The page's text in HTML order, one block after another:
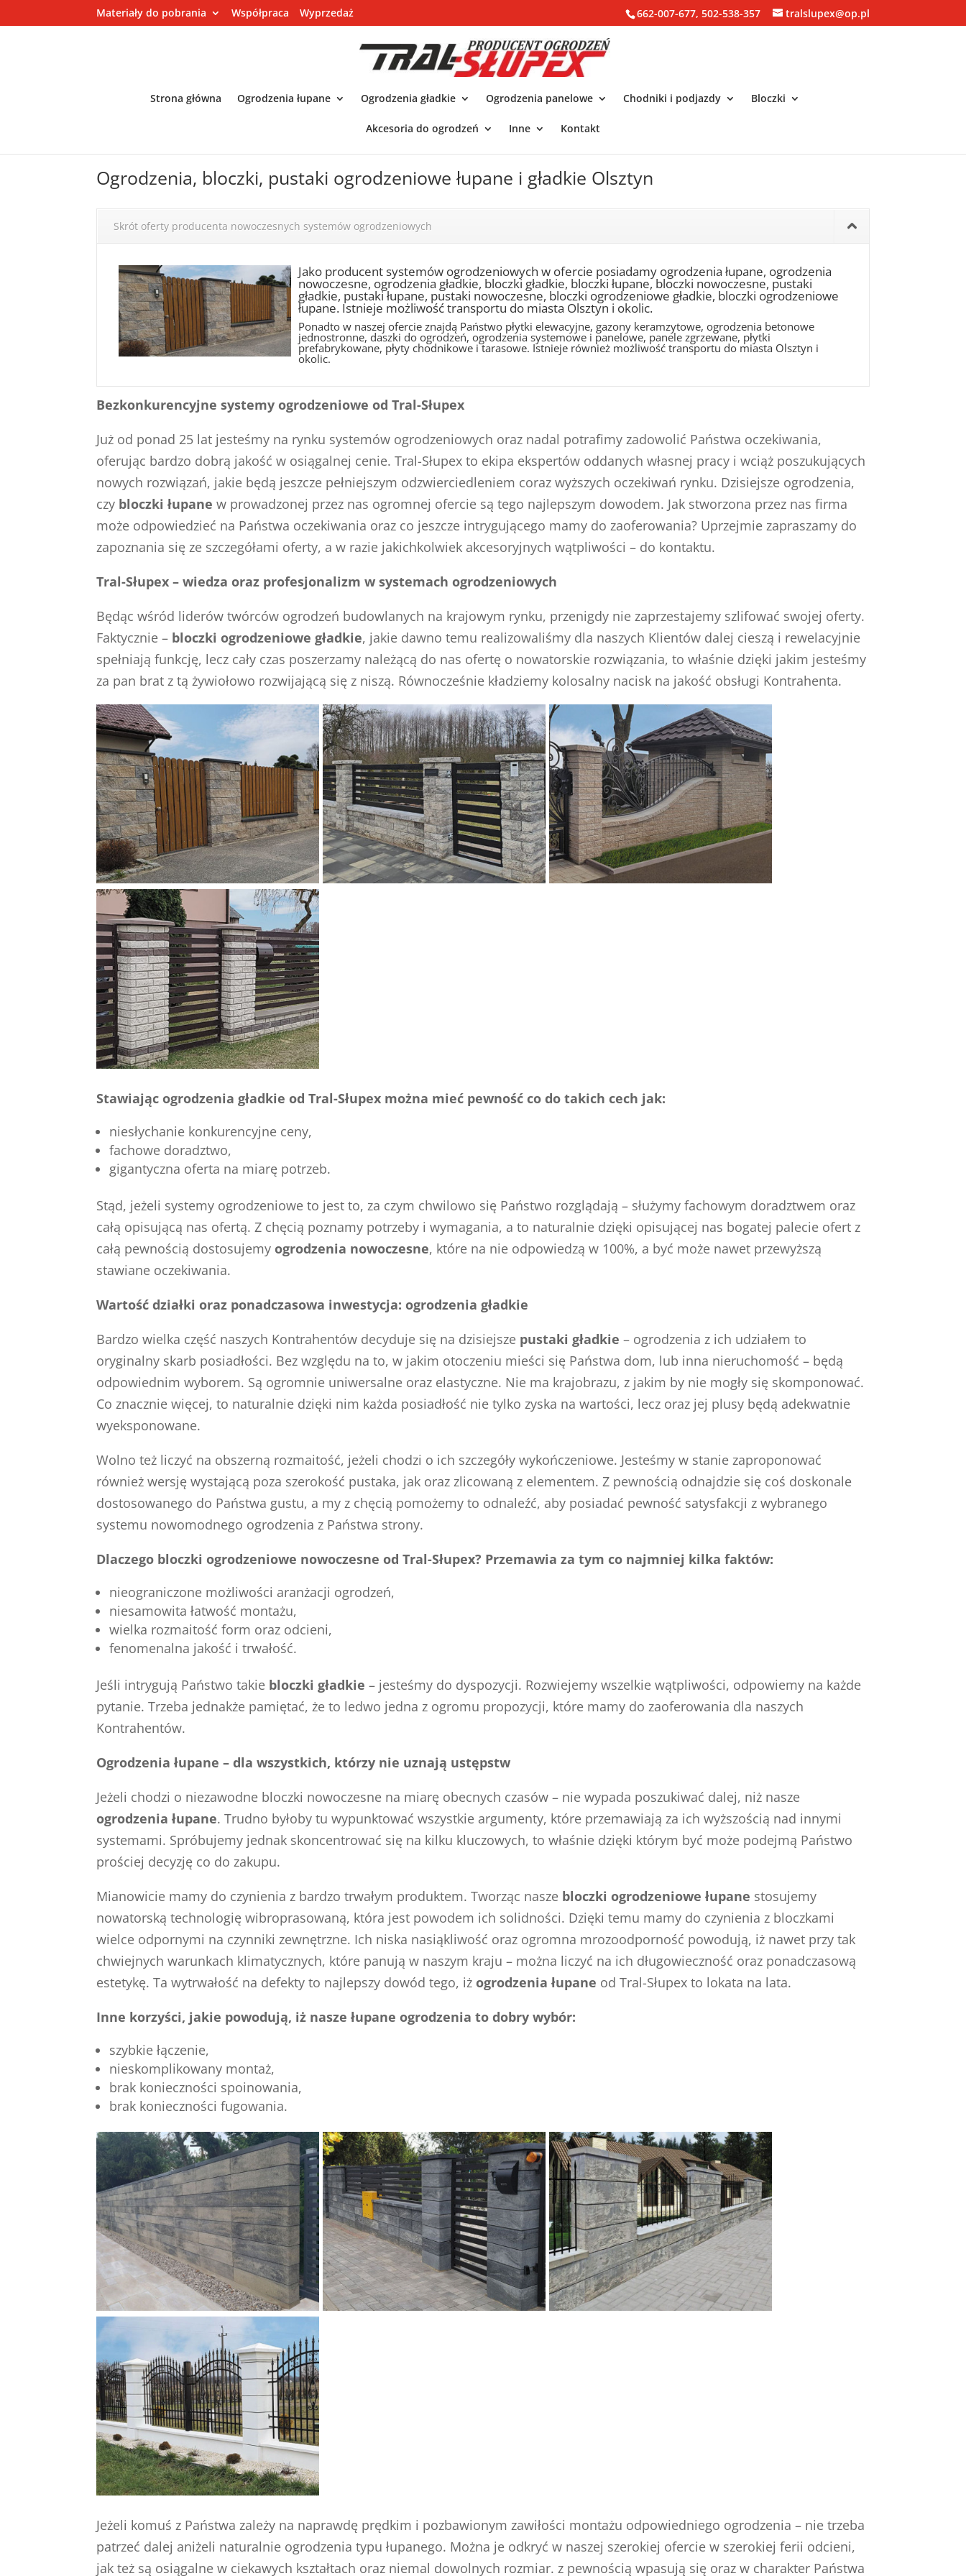
662-007-677, 502-538-357 tralslupex@op.pl
Materiały do pobrania Współpraca Wyprzedaż
Strona główna Ogrodzenia łupane Ogrodzenia gładkie Ogrodzenia panelowe Chodniki i podjazdy Bloczki
Akcesoria do ogrodzeń Inne Kontakt
Ogrodzenia, bloczki, pustaki ogrodzeniowe łupane i gładkie Olsztyn
Skrót oferty producenta nowoczesnych systemów ogrodzeniowych
Jako producent systemów ogrodzeniowych w ofercie posiadamy ogrodzenia łupane, ogrodzenia
nowoczesne, ogrodzenia gładkie, bloczki gładkie, bloczki łupane, bloczki nowoczesne, pustaki
gładkie, pustaki łupane, pustaki nowoczesne, bloczki ogrodzeniowe gładkie, bloczki ogrodzeniowe
łupane. Istnieje możliwość transportu do miasta Olsztyn i okolic.
Ponadto w naszej ofercie znajdą Państwo płytki elewacyjne, gazony keramzytowe, ogrodzenia betonowe
jednostronne, daszki do ogrodzeń, ogrodzenia systemowe i panelowe, panele zgrzewane, płytki
prefabrykowane, płyty chodnikowe i tarasowe. Istnieje również możliwość transportu do miasta Olsztyn i
okolic.
Bezkonkurencyjne systemy ogrodzeniowe od Tral-Słupex
Już od ponad 25 lat jesteśmy na rynku systemów ogrodzeniowych oraz nadal potrafimy zadowolić Państwa oczekiwania,
oferując bardzo dobrą jakość w osiągalnej cenie. Tral-Słupex to ekipa ekspertów oddanych własnej pracy i wciąż poszukujących
nowych rozwiązań, jakie będą jeszcze pełniejszym odzwierciedleniem coraz wyższych oczekiwań rynku. Dzisiejsze ogrodzenia,
czy bloczki łupane w prowadzonej przez nas ogromnej ofercie są tego najlepszym dowodem. Jak stworzona przez nas firma
może odpowiedzieć na Państwa oczekiwania oraz co jeszcze intrygującego mamy do zaoferowania? Uprzejmie zapraszamy do
zapoznania się ze szczegółami oferty, a w razie jakichkolwiek akcesoryjnych wątpliwości – do kontaktu.
Tral-Słupex – wiedza oraz profesjonalizm w systemach ogrodzeniowych
Będąc wśród liderów twórców ogrodzeń budowlanych na krajowym rynku, przenigdy nie zaprzestajemy szlifować swojej oferty.
Faktycznie – bloczki ogrodzeniowe gładkie, jakie dawno temu realizowaliśmy dla naszych Klientów dalej cieszą i rewelacyjnie
spełniają funkcję, lecz cały czas poszerzamy należącą do nas ofertę o nowatorskie rozwiązania, to właśnie dzięki jakim jesteśmy
za pan brat z tą żywiołowo rozwijającą się z niszą. Równocześnie kładziemy kolosalny nacisk na jakość obsługi Kontrahenta.
Stawiając ogrodzenia gładkie od Tral-Słupex można mieć pewność co do takich cech jak:
niesłychanie konkurencyjne ceny,
fachowe doradztwo,
gigantyczna oferta na miarę potrzeb.
Stąd, jeżeli systemy ogrodzeniowe to jest to, za czym chwilowo się Państwo rozglądają – służymy fachowym doradztwem oraz
całą opisującą nas ofertą. Z chęcią poznamy potrzeby i wymagania, a to naturalnie dzięki opisującej nas bogatej palecie ofert z
całą pewnością dostosujemy ogrodzenia nowoczesne, które na nie odpowiedzą w 100%, a być może nawet przewyższą
stawiane oczekiwania.
Wartość działki oraz ponadczasowa inwestycja: ogrodzenia gładkie
Bardzo wielka część naszych Kontrahentów decyduje się na dzisiejsze pustaki gładkie – ogrodzenia z ich udziałem to
oryginalny skarb posiadłości. Bez względu na to, w jakim otoczeniu mieści się Państwa dom, lub inna nieruchomość – będą
odpowiednim wyborem. Są ogromnie uniwersalne oraz elastyczne. Nie ma krajobrazu, z jakim by nie mogły się skomponować.
Co znacznie więcej, to naturalnie dzięki nim każda posiadłość nie tylko zyska na wartości, lecz oraz jej plusy będą adekwatnie
wyeksponowane.
Wolno też liczyć na obszerną rozmaitość, jeżeli chodzi o ich szczegóły wykończeniowe. Jesteśmy w stanie zaproponować
również wersję wystającą poza szerokość pustaka, jak oraz zlicowaną z elementem. Z pewnością odnajdzie się coś doskonale
dostosowanego do Państwa gustu, a my z chęcią pomożemy to odnaleźć, aby posiadać pewność satysfakcji z wybranego
systemu nowomodnego ogrodzenia z Państwa strony.
Dlaczego bloczki ogrodzeniowe nowoczesne od Tral-Słupex? Przemawia za tym co najmniej kilka faktów:
nieograniczone możliwości aranżacji ogrodzeń,
niesamowita łatwość montażu,
wielka rozmaitość form oraz odcieni,
fenomenalna jakość i trwałość.
Jeśli intrygują Państwo takie bloczki gładkie – jesteśmy do dyspozycji. Rozwiejemy wszelkie wątpliwości, odpowiemy na każde
pytanie. Trzeba jednakże pamiętać, że to ledwo jedna z ogromu propozycji, które mamy do zaoferowania dla naszych
Kontrahentów.
Ogrodzenia łupane – dla wszystkich, którzy nie uznają ustępstw
Jeżeli chodzi o niezawodne bloczki nowoczesne na miarę obecnych czasów – nie wypada poszukiwać dalej, niż nasze
ogrodzenia łupane. Trudno byłoby tu wypunktować wszystkie argumenty, które przemawiają za ich wyższością nad innymi
systemami. Spróbujemy jednak skoncentrować się na kilku kluczowych, to właśnie dzięki którym być może podejmą Państwo
prościej decyzję co do zakupu.
Mianowicie mamy do czynienia z bardzo trwałym produktem. Tworząc nasze bloczki ogrodzeniowe łupane stosujemy
nowatorską technologię wibroprasowaną, która jest powodem ich solidności. Dzięki temu mamy do czynienia z bloczkami
wielce odpornymi na czynniki zewnętrzne. Ich niska nasiąkliwość oraz ogromna mrozoodporność powodują, iż nawet przy tak
chwiejnych warunkach klimatycznych, które panują w naszym kraju – można liczyć na ich długowieczność oraz ponadczasową
estetykę. Ta wytrwałość na defekty to najlepszy dowód tego, iż ogrodzenia łupane od Tral-Słupex to lokata na lata.
Inne korzyści, jakie powodują, iż nasze łupane ogrodzenia to dobry wybór:
szybkie łączenie,
nieskomplikowany montaż,
brak konieczności spoinowania,
brak konieczności fugowania.
Jeżeli komuś z Państwa zależy na naprawdę prędkim i pozbawionym zawiłości montażu odpowiedniego ogrodzenia – nie trzeba
patrzeć dalej aniżeli naturalnie ogrodzenia typu łupanego. Można je odkryć w naszej szerokiej ofercie w szerokiej ferii odcieni,
jak też są osiągalne w ciekawych kształtach oraz niemal dowolnych rozmiar. z pewnością wpasują się oraz w charakter Państwa